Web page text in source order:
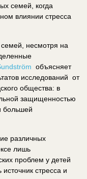
семей, когда
влиянии стресса
несмотря на
объясняет
исследований от
общества: в
защищенностью
большей
различных
лишь
проблем у детей
стресса и